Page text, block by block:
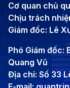
Cơ quan chủ
Chịu trách
Giám đốc: Lê
Phó Giám đốc:
Quang Vũ
Địa chỉ: Số 33